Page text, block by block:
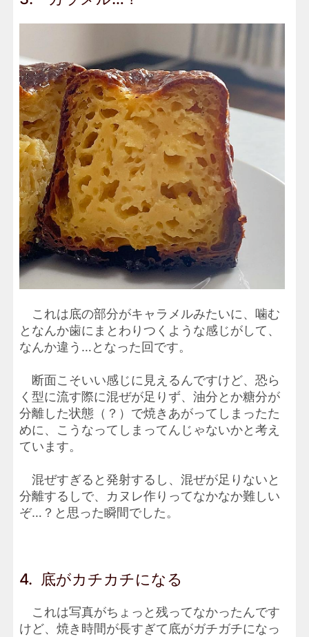
これは底の部分がキャラメルみたいに、噛む
となんか歯にまとわりつくような感じがして、
なんか違う…となった回です。
断面こそいい感じに見えるんですけど、恐ら
く型に流す際に混ぜが足りず、油分とか糖分が
分離した状態（？）で焼きあがってしまったた
めに、こうなってしまってんじゃないかと考え
ています。
混ぜすぎると発射するし、混ぜが足りないと
分離するしで、カヌレ作りってなかなか難しい
ぞ…？と思った瞬間でした。
4. 底がカチカチになる
これは写真がちょっと残ってなかったんです
けど、焼き時間が長すぎて底がガチガチになっ